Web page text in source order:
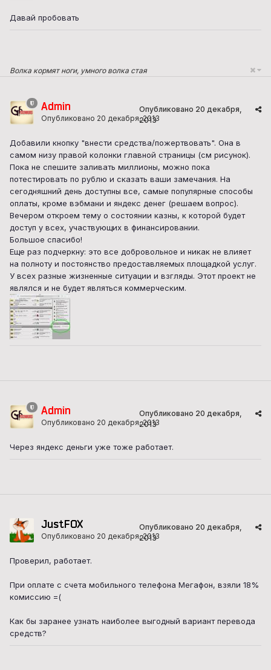
Давай пробовать
Волка кормят ноги, умного волка стая
Admin
Опубликовано 20 декабря, 2013
Опубликовано 20 декабря,
2013
Добавили кнопку "внести средства/пожертвовать". Она в
самом низу правой колонки главной страницы (см рисунок).
Пока не спешите заливать миллионы, можно пока
потестировать по рублю и сказать ваши замечания. На
сегодняшний день доступны все, самые популярные способы
оплаты, кроме вэбмани и яндекс денег (решаем вопрос).
Вечером откроем тему о состоянии казны, к которой будет
доступ у всех, участвующих в финансировании.
Большое спасибо!
Еще раз подчеркну: это все добровольное и никак не влияет
на полноту и постоянство предоставляемых площадкой услуг.
У всех разные жизненные ситуации и взгляды. Этот проект не
являлся и не будет являться коммерческим.
Admin
Опубликовано 20 декабря, 2013
Опубликовано 20 декабря,
2013
Через яндекс деньги уже тоже работает.
JustFOX
Опубликовано 20 декабря, 2013
Опубликовано 20 декабря,
2013
Проверил, работает.
При оплате с счета мобильного телефона Мегафон, взяли 18%
комиссию =(
Как бы заранее узнать наиболее выгодный вариант перевода
средств?